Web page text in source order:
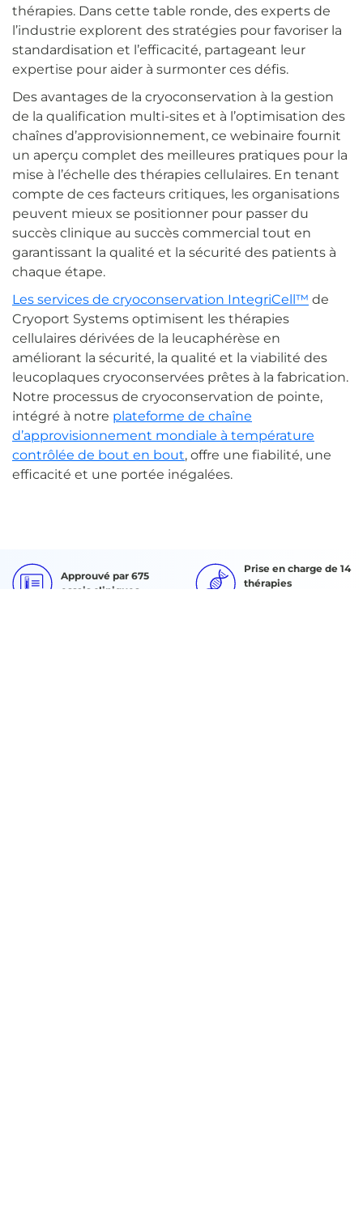
thérapies. Dans cette table ronde, des experts de
l’industrie explorent des stratégies pour favoriser la
standardisation et l’efficacité, partageant leur
expertise pour aider à surmonter ces défis.
Des avantages de la cryoconservation à la gestion
de la qualification multi-sites et à l’optimisation des
chaînes d’approvisionnement, ce webinaire fournit
un aperçu complet des meilleures pratiques pour la
mise à l’échelle des thérapies cellulaires. En tenant
compte de ces facteurs critiques, les organisations
peuvent mieux se positionner pour passer du
succès clinique au succès commercial tout en
garantissant la qualité et la sécurité des patients à
chaque étape.
Les services de cryoconservation IntegriCell™ de
Cryoport Systems optimisent les thérapies
cellulaires dérivées de la leucaphérèse en
améliorant la sécurité, la qualité et la viabilité des
leucoplaques cryoconservées prêtes à la fabrication.
Notre processus de cryoconservation de pointe,
intégré à notre plateforme de chaîne
d’approvisionnement mondiale à température
contrôlée de bout en bout, offre une fiabilité, une
efficacité et une portée inégalées.
Approuvé par 675
essais cliniques
Prise en charge de 14
thérapies